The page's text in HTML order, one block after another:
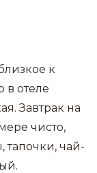
к
в отеле
Завтрак на
чисто,
тапочки, чай-